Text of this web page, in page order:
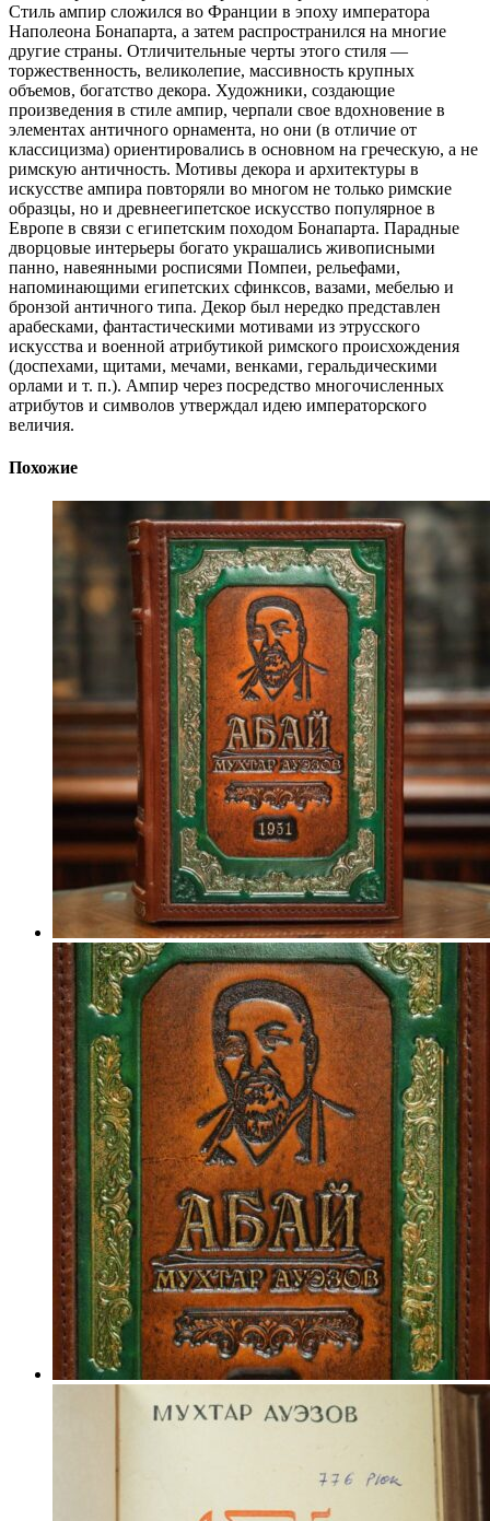
Стиль ампир сложился во Франции в эпоху императора
Наполеона Бонапарта, а затем распространился на многие
другие страны. Отличительные черты этого стиля —
торжественность, великолепие, массивность крупных
объемов, богатство декора. Художники, создающие
произведения в стиле ампир, черпали свое вдохновение в
элементах античного орнамента, но они (в отличие от
классицизма) ориентировались в основном на греческую, а не
римскую античность. Мотивы декора и архитектуры в
искусстве ампира повторяли во многом не только римские
образцы, но и древнеегипетское искусство популярное в
Европе в связи с египетским походом Бонапарта. Парадные
дворцовые интерьеры богато украшались живописными
панно, навеянными росписями Помпеи, рельефами,
напоминающими египетских сфинксов, вазами, мебелью и
бронзой античного типа. Декор был нередко представлен
арабесками, фантастическими мотивами из этрусского
искусства и военной атрибутикой римского происхождения
(доспехами, щитами, мечами, венками, геральдическими
орлами и т. п.). Ампир через посредство многочисленных
атрибутов и символов утверждал идею императорского
величия.
Похожие